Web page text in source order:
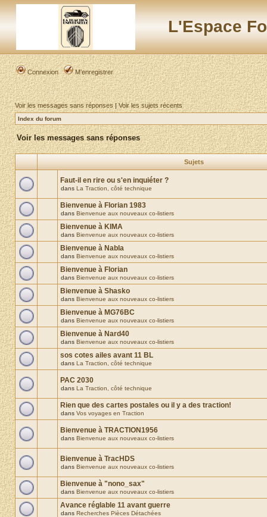
L'Espace
Connexion M’enregistrer
Voir les messages sans réponses|Voir les sujets récents
Index du forum
Voir les messages sans réponses
Sujets
Faut-il en rire ou s'en inquiéter ?
dans La Traction, côté technique
Bienvenue à Florian 1983
dans Bienvenue aux nouveaux co-listiers
Bienvenue à KIMA
dans Bienvenue aux nouveaux co-listiers
Bienvenue à Nabla
dans Bienvenue aux nouveaux co-listiers
Bienvenue à Florian
dans Bienvenue aux nouveaux co-listiers
Bienvenue à Shasko
dans Bienvenue aux nouveaux co-listiers
Bienvenue à MG76BC
dans Bienvenue aux nouveaux co-listiers
Bienvenue à Nard40
dans Bienvenue aux nouveaux co-listiers
sos cotes ailes avant 11 BL
dans La Traction, côté technique
PAC 2030
dans La Traction, côté technique
Rien que des cartes postales ou il y a des traction!
dans Vos voyages en Traction
Bienvenue à TRACTION1956
dans Bienvenue aux nouveaux co-listiers
Bienvenue à TracHDS
dans Bienvenue aux nouveaux co-listiers
Bienvenue à "nono_sax"
dans Bienvenue aux nouveaux co-listiers
Avance réglable 11 avant guerre
dans Recherches Pièces Détachées